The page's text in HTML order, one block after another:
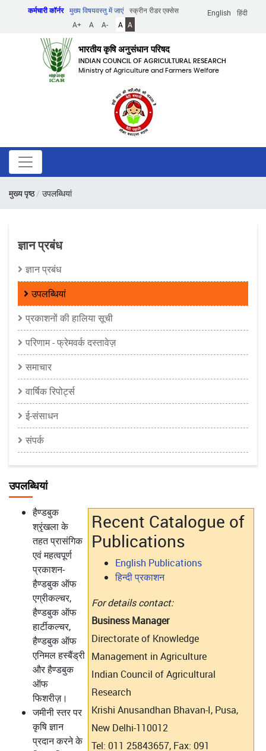
English हिंदी
कर्मचारी कॉर्नर मुख्य विषयवस्तु में जाएं
स्क्रीन रीडर एक्सेस
A+
A A- A A
भारतीय कृषि अनुसंधान परिषद
INDIAN COUNCIL OF AGRICULTURAL RESEARCH
Ministry of Agriculture and Farmers Welfare
पग
मुख्य पृष्ठ उपलब्धियां
ज्ञान प्रबंध
ज्ञान प्रबंध
उपलब्धियां
प्रकाशनों की हालिया सूची
परिणाम - फ्रेमवर्क दस्तावेज़
समाचार
वार्षिक रिपोर्ट्स
ई-संसाधन
संपर्क
उपलब्धियां
Recent Catalogue of
Publications
English Publications
हिन्दी प्रकाशन
For details contact:
Business Manager
Directorate of Knowledge
Management in Agriculture
Indian Council of Agricultural
Research
Krishi Anusandhan Bhavan-I, Pusa,
New Delhi-110012
Tel: 011 25843657, Fax: 091
हैण्डबुक
श्रृंखला के
तहत प्रासंगिक
एवं महत्वपूर्ण
प्रकाशन-
हैण्डबुक ऑफ
एग्रीकल्चर,
हैण्डबुक ऑफ
हार्टीकल्चर,
हैण्डबुक ऑफ
एनिमल हस्बैंड्री
और हैण्डबुक
ऑफ
फिशरीज़।
जमीनी स्तर पर
कृषि ज्ञान
प्रदान करने के